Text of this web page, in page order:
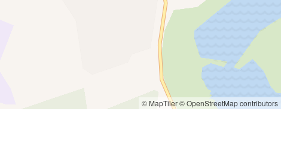
© MapTiler© OpenStreetMap contributors